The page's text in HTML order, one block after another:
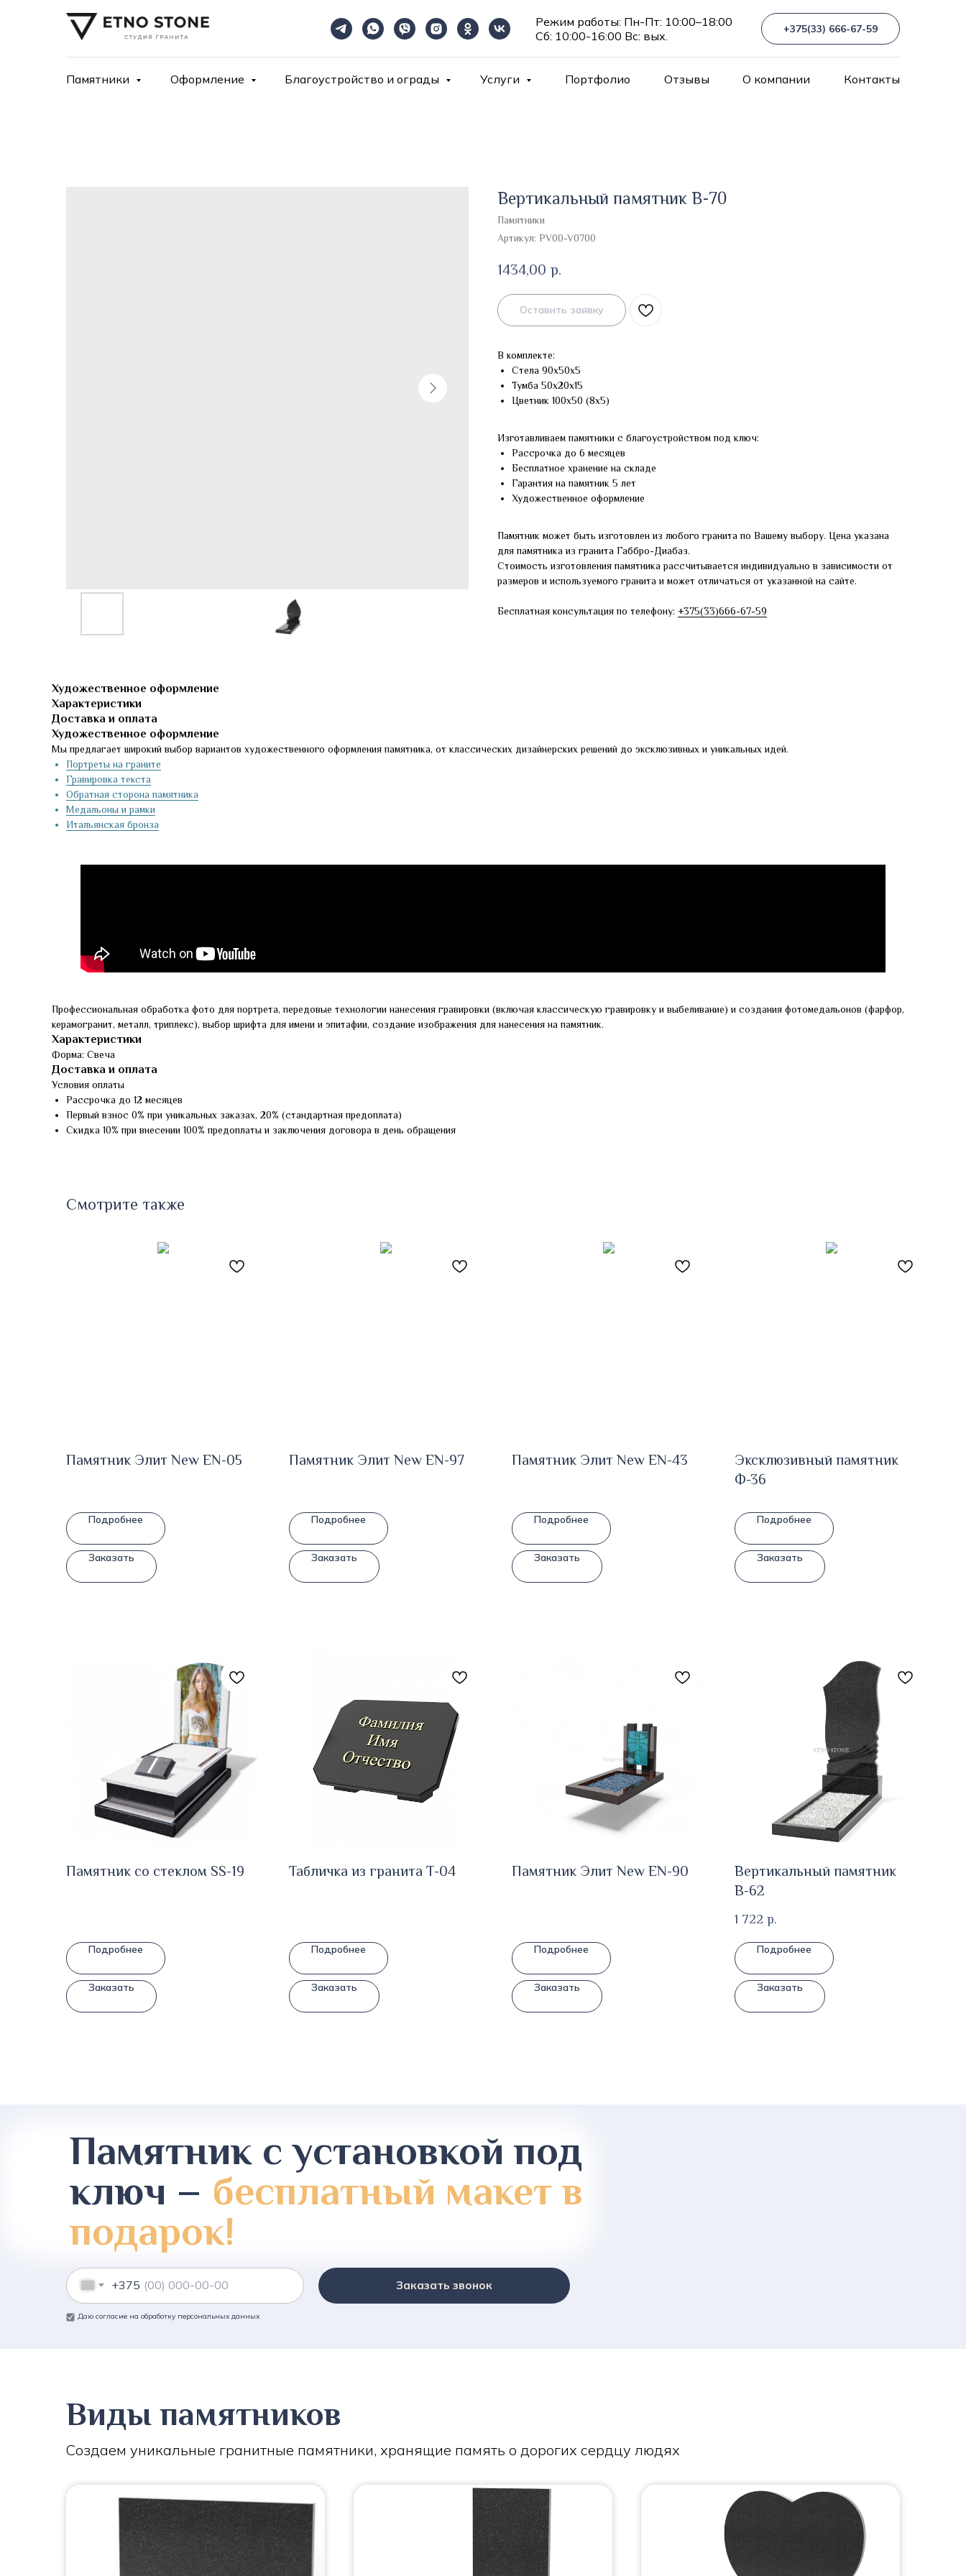
Режим работы: Пн-Пт: 10:00–18:00
Сб: 10:00-16:00 Вс: вых.
+375(33) 666-67-59
Памятники Оформление Благоустройство и ограды Услуги Портфолио Отзывы О компании Контакты
Вертикальный памятник В-70
Памятники
Артикул: PV00-V0700
1434,00 р.
Оставить заявку
В комплекте:
Стела 90х50х5
Тумба 50х20х15
Цветник 100х50 (8х5)
Изготавливаем памятники с благоустройством под ключ:
Рассрочка до 6 месяцев
Бесплатное хранение на складе
Гарантия на памятник 5 лет
Художественное оформление
Памятник может быть изготовлен из любого гранита по Вашему выбору. Цена указана
для памятника из гранита Габбро-Диабаз.
Стоимость изготовления памятника рассчитывается индивидуально в зависимости от
размеров и используемого гранита и может отличаться от указанной на сайте.
Бесплатная консультация по телефону: +375(33)666-67-59
Художественное оформление
Характеристики
Доставка и оплата
Художественное оформление
Мы предлагает широкий выбор вариантов художественного оформления памятника, от классических дизайнерских решений до эксклюзивных и уникальных идей.
Портреты на граните
Гравировка текста
Обратная сторона памятника
Медальоны и рамки
Итальянская бронза
Профессиональная обработка фото для портрета, передовые технологии нанесения гравировки (включая классическую гравировку и выбеливание) и создания фотомедальонов (фарфор,
керамогранит, металл, триплекс), выбор шрифта для имени и эпитафии, создание изображения для нанесения на памятник.
Характеристики
Форма: Свеча
Доставка и оплата
Условия оплаты
Рассрочка до 12 месяцев
Первый взнос 0% при уникальных заказах, 20% (стандартная предоплата)
Скидка 10% при внесении 100% предоплаты и заключения договора в день обращения
Смотрите также
Памятник Элит New EN-05
Подробнее
Заказать
Памятник Элит New EN-97
Подробнее
Заказать
Памятник Элит New EN-43
Подробнее
Заказать
Эксклюзивный памятник
Ф-36
Подробнее
Заказать
Памятник со стеклом SS-19
Подробнее
Заказать
Табличка из гранита T-04
Подробнее
Заказать
Памятник Элит New EN-90
Подробнее
Заказать
Вертикальный памятник
В-62
1 722 р.
Подробнее
Заказать
Памятник с установкой под
ключ – бесплатный макет в
подарок!
+375 Заказать звонок
Даю согласие на обработку персональных данных
Виды памятников
Создаем уникальные гранитные памятники, хранящие память о дорогих сердцу людях